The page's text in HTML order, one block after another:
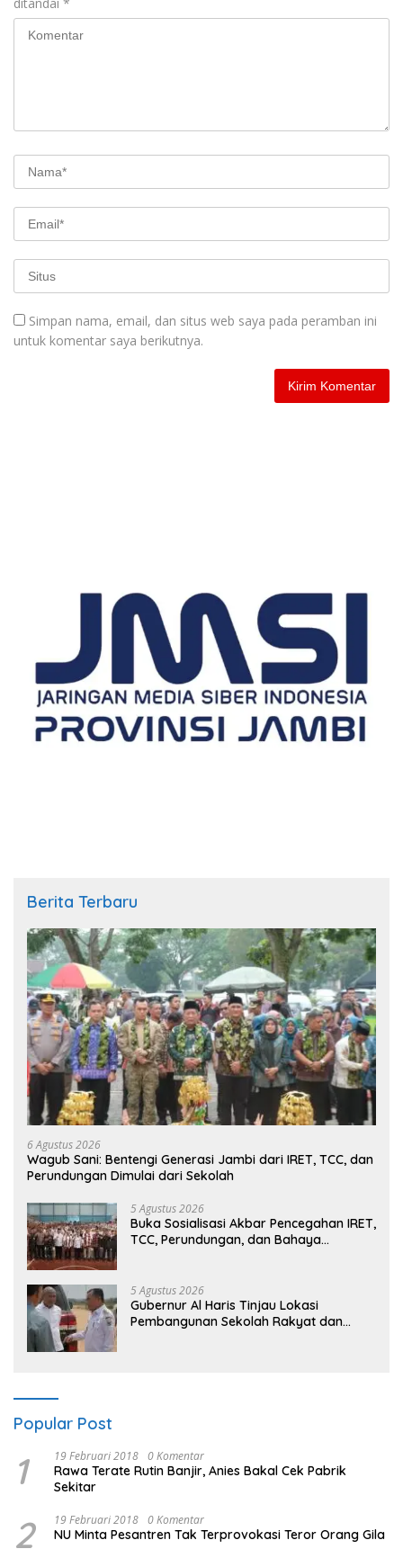
ditandai *
Simpan nama, email, dan situs web saya pada peramban ini
untuk komentar saya berikutnya.
Berita Terbaru
6 Agustus 2026
Wagub Sani: Bentengi Generasi Jambi dari IRET, TCC, dan
Perundungan Dimulai dari Sekolah
5 Agustus 2026
Buka Sosialisasi Akbar Pencegahan IRET,
TCC, Perundungan, dan Bahaya
masa depan sudah ada di tangan”
5 Agustus 2026
Gubernur Al Haris Tinjau Lokasi
Pembangunan Sekolah Rakyat dan
Popular Post
1 19 Februari 2018 0 Komentar
Rawa Terate Rutin Banjir, Anies Bakal Cek Pabrik
Sekitar
2 19 Februari 2018 0 Komentar
NU Minta Pesantren Tak Terprovokasi Teror Orang Gila